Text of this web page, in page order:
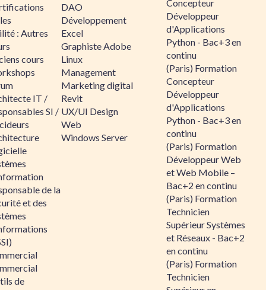
: Autres
cours
IT /
SI /
de la
et des
de
DAO
Développement
Excel
Graphiste Adobe
Linux
Management
Marketing digital
Revit
UX/UI Design
Web
Windows Server
Concepteur
Développeur
d'Applications
Python - Bac+3 en
continu
(Paris) Formation
Concepteur
Développeur
d'Applications
Python - Bac+3 en
continu
(Paris) Formation
Développeur Web
et Web Mobile –
Bac+2 en continu
(Paris) Formation
Technicien
Supérieur Systèmes
et Réseaux - Bac+2
en continu
(Paris) Formation
Technicien